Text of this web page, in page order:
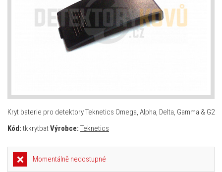
Kryt baterie pro detektory Teknetics Omega, Alpha, Delta, Gamma & G2
Kód: tkkrytbatVýrobce: Teknetics
Momentálně nedostupné